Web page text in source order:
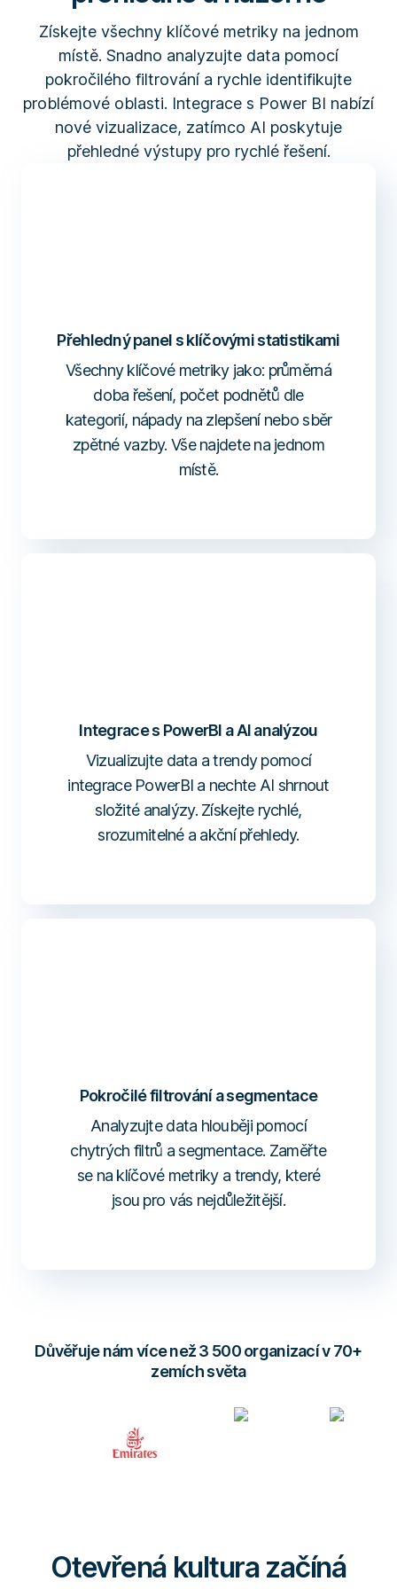
Získejte všechny klíčové metriky na jednom
místě. Snadno analyzujte data pomocí
pokročilého filtrování a rychle identifikujte
problémové oblasti. Integrace s Power BI nabízí
nové vizualizace, zatímco AI poskytuje
přehledné výstupy pro rychlé řešení.
Přehledný panel s klíčovými statistikami
Všechny klíčové metriky jako: průměrná
doba řešení, počet podnětů dle
kategorií, nápady na zlepšení nebo sběr
zpětné vazby. Vše najdete na jednom
místě.
Integrace s PowerBI a AI analýzou
Vizualizujte data a trendy pomocí
integrace PowerBI a nechte AI shrnout
složité analýzy. Získejte rychlé,
srozumitelné a akční přehledy.
Pokročilé filtrování a segmentace
Analyzujte data hlouběji pomocí
chytrých filtrů a segmentace. Zaměřte
se na klíčové metriky a trendy, které
jsou pro vás nejdůležitější.
Důvěřuje nám více než 3 500 organizací v 70+
zemích světa
Otevřená kultura začíná